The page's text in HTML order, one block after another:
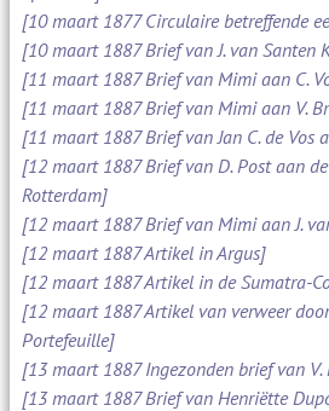
[10 maart 1877 Circulaire betreffende
[10 maart 1887 Brief van J. van Santen
[11 maart 1887 Brief van Mimi aan C.
[11 maart 1887 Brief van Mimi aan V.
[11 maart 1887 Brief van Jan C. de Vos
[12 maart 1887 Brief van D. Post aan
Rotterdam]
[12 maart 1887 Brief van Mimi aan J.
[12 maart 1887 Artikel in Argus]
[12 maart 1887 Artikel in de Sumatra-
[12 maart 1887 Artikel van verweer
Portefeuille]
[13 maart 1887 Ingezonden brief van V.
[13 maart 1887 Brief van Henriëtte